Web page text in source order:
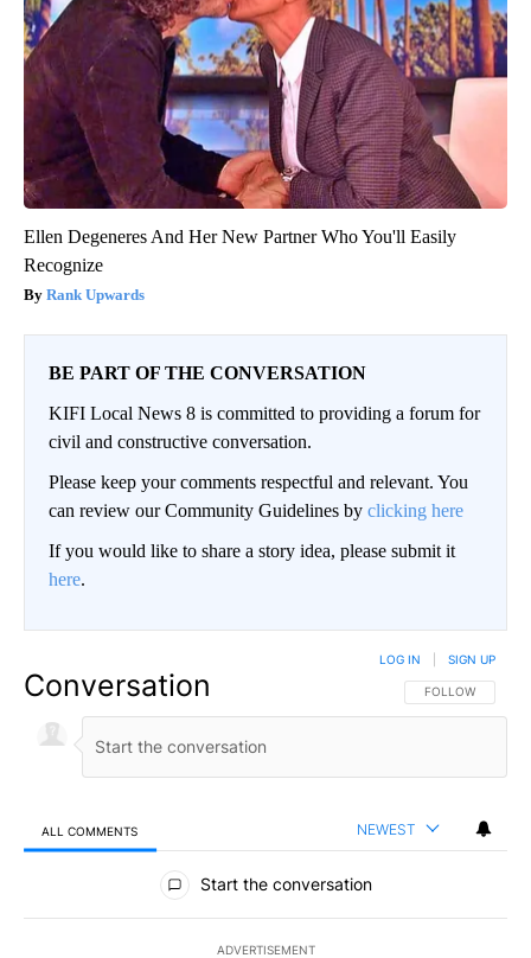
Ellen Degeneres And Her New Partner Who You'll Easily
Recognize
Rank Upwards
BE PART OF THE CONVERSATION
KIFI Local News 8 is committed to providing a forum for
civil and constructive conversation.
Please keep your comments respectful and relevant. You
can review our Community Guidelines by clicking here
If you would like to share a story idea, please submit it
here.
Conversation FOLLOW THIS
FOLLOW
LOG IN SIGN UP
ALL COMMENTS NEWEST
All Comments
Start the conversation
ADVERTISEMENT